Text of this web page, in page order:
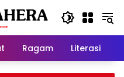
Ragam Literasi